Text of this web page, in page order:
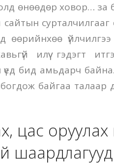
өнөөдөр ховор… за
сайтын
үйлчилгээ
илүү гэдэгт
үед бид амьдарч
байгаа талаар
цас оруулах
шаардлагууд